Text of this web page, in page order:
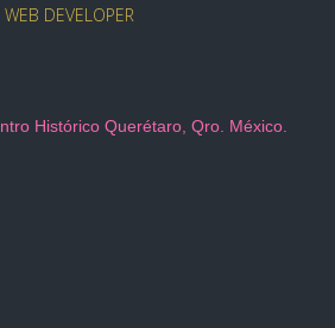
WEB DEVELOPER
Histórico Querétaro, Qro. México.